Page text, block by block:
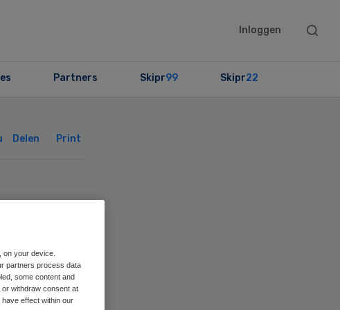
Inloggen
Search
Partners Skipr99 Skipr22
Delen Print
your device.
partners process data
some content and
withdraw consent at
effect within our